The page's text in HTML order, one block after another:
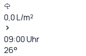
0,0L/m²
09:00Uhr
26°